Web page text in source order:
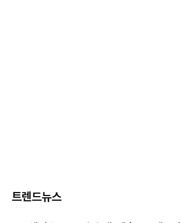
트렌드뉴스